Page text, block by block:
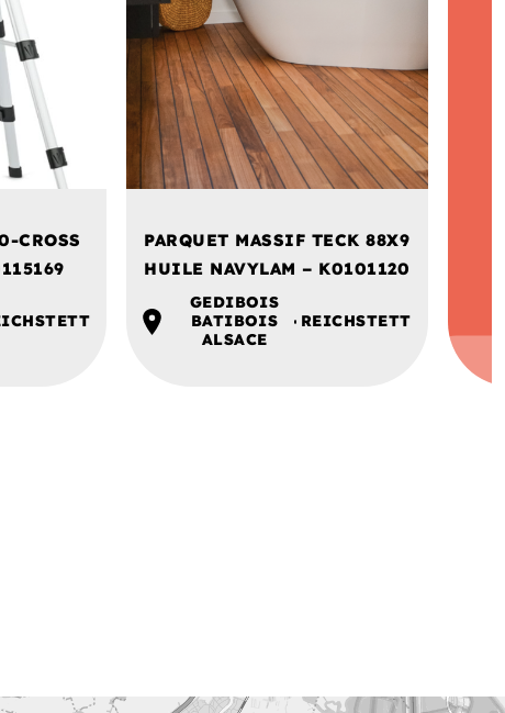
CROSS
PARQUET MASSIF TECK 88X9
HUILE NAVYLAM – K0101120
GEDIBOIS
BATIBOIS
ALSACE
REICHSTETT